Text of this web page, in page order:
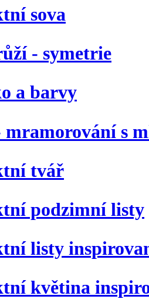
sova
- symetrie
a barvy
s
tvář
podzimní listy
listy
květina